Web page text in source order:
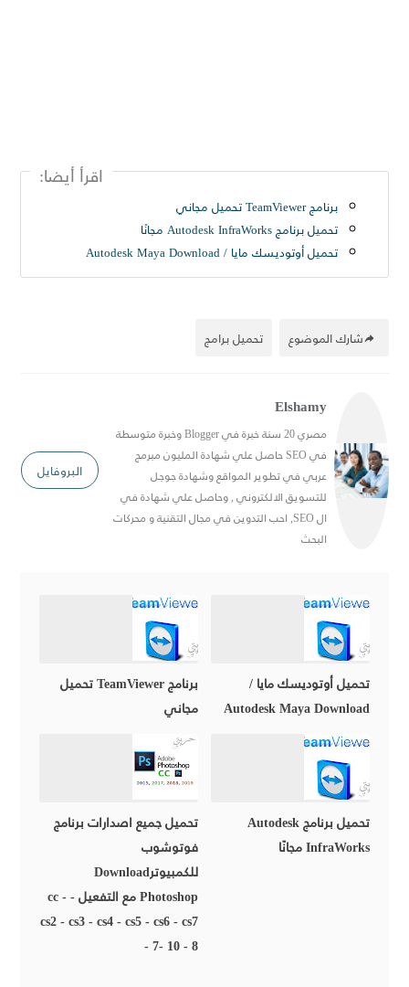
اقرأ أيضا:
برنامج TeamViewer تحميل مجاني
تحميل برنامج Autodesk InfraWorks مجانًا
تحميل أوتوديسك مايا / Autodesk Maya Download
تحميل برامج شارك الموضوع
Elshamy
مصري 20 سنة خبرة في Blogger وخبرة متوسطة
في SEO حاصل علي شهادة المليون مبرمج
عربي في تطوير المواقع وشهادة جوجل
للتسويق الالكتروني , وحاصل علي شهادة في
ال SEO, احب التدوين في مجال التقنية و محركات
البحث
البروفايل
برنامج TeamViewer تحميل
مجاني
تحميل أوتوديسك مايا /
Autodesk Maya Download
تحميل جميع اصدارات برنامج
فوتوشوب
للكمبيوترDownload
Photoshop مع التفعيل - cc -
cs2 - cs3 - cs4 - cs5 - cs6 - cs7
- 7- 10 - 8
تحميل برنامج Autodesk
InfraWorks مجانًا